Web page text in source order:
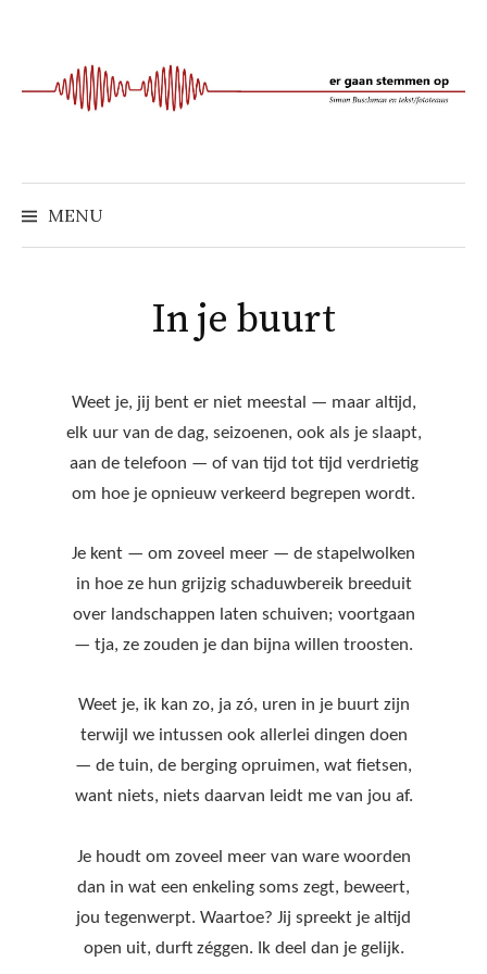
springen
MENU
In je buurt
Weet je, jij bent er niet meestal — maar altijd,
elk uur van de dag, seizoenen, ook als je slaapt,
aan de telefoon — of van tijd tot tijd verdrietig
om hoe je opnieuw verkeerd begrepen wordt.
Je kent — om zoveel meer — de stapelwolken
in hoe ze hun grijzig schaduwbereik breeduit
over landschappen laten schuiven; voortgaan
— tja, ze zouden je dan bijna willen troosten.
Weet je, ik kan zo, ja zó, uren in je buurt zijn
terwijl we intussen ook allerlei dingen doen
— de tuin, de berging opruimen, wat fietsen,
want niets, niets daarvan leidt me van jou af.
Je houdt om zoveel meer van ware woorden
dan in wat een enkeling soms zegt, beweert,
jou tegenwerpt. Waartoe? Jij spreekt je altijd
open uit, durft zéggen. Ik deel dan je gelijk.